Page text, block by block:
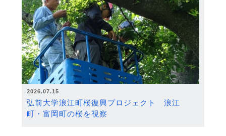
2026.07.15
弘前大学浪江町桜復興プロジェクト 浪江
町・富岡町の桜を視察